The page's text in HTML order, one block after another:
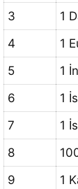
3
1
4
1
5
1
6
1
7
1
8
9
1